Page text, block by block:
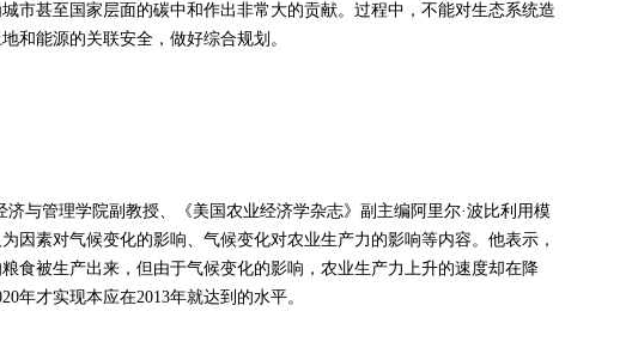
市甚至国家层面的碳中和作出非常大的贡献。过程中，不能对生态系统造
和能源的关联安全，做好综合规划。
与管理学院副教授、《美国农业经济学杂志》副主编阿里尔·波比利用模
因素对气候变化的影响、气候变化对农业生产力的影响等内容。他表示，
食被生产出来，但由于气候变化的影响，农业生产力上升的速度却在降
年才实现本应在2013年就达到的水平。